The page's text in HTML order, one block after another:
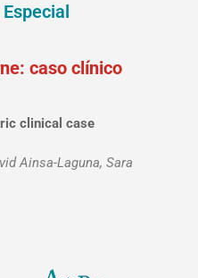
caso clínico
clinical case
Ainsa-Laguna, Sara